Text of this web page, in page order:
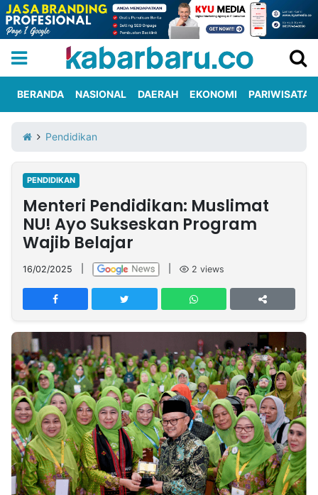
Iklan
Berita
Kami
Nasional
International
Olahraga
Entertainment
Daerah
Pariwisata
Kuliner
Kolom
Network
PT
TREETAN
INDONESIA
Partner
Insight
NTB
Suara
Time
Lens
IDN
Daily
Jogja
Jalan
Rakyat
Idealita
News
Kita
Notice
Dinamikapost.com
Radar
Baru
Seedbacklink
Follow
Kabarbaru
BERANDA NASIONAL DAERAH EKONOMI PARIWISATA
Pendidikan
PENDIDIKAN
Menteri Pendidikan: Muslimat
NU! Ayo Sukseskan Program
Wajib Belajar
16/02/2025 2 views